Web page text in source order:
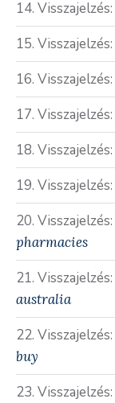
Visszajelzés:
Visszajelzés:
Visszajelzés:
Visszajelzés:
Visszajelzés:
Visszajelzés:
Visszajelzés:
pharmacies
Visszajelzés:
australia
Visszajelzés:
buy
Visszajelzés: